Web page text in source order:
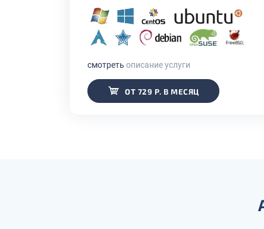
смотреть описание услуги
ОТ 729 Р. В МЕСЯЦ